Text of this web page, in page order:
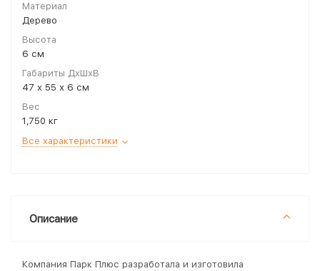
Материал
Дерево
Высота
6 см
Габариты ДхШхВ
47 х 55 х 6 см
Вес
1,750 кг
Все характеристики
Описание
Компания Парк Плюс разработала и изготовила